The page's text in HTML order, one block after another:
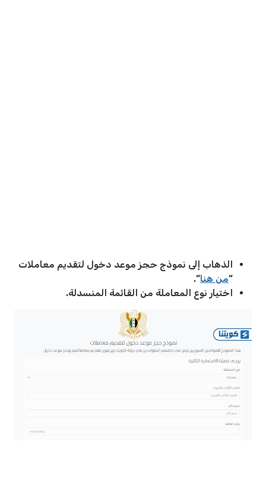
الذهاب إلى نموذج حجز موعد دخول لتقديم معاملات
“من هنا“.
اختيار نوع المعاملة من القائمة المنسدلة.